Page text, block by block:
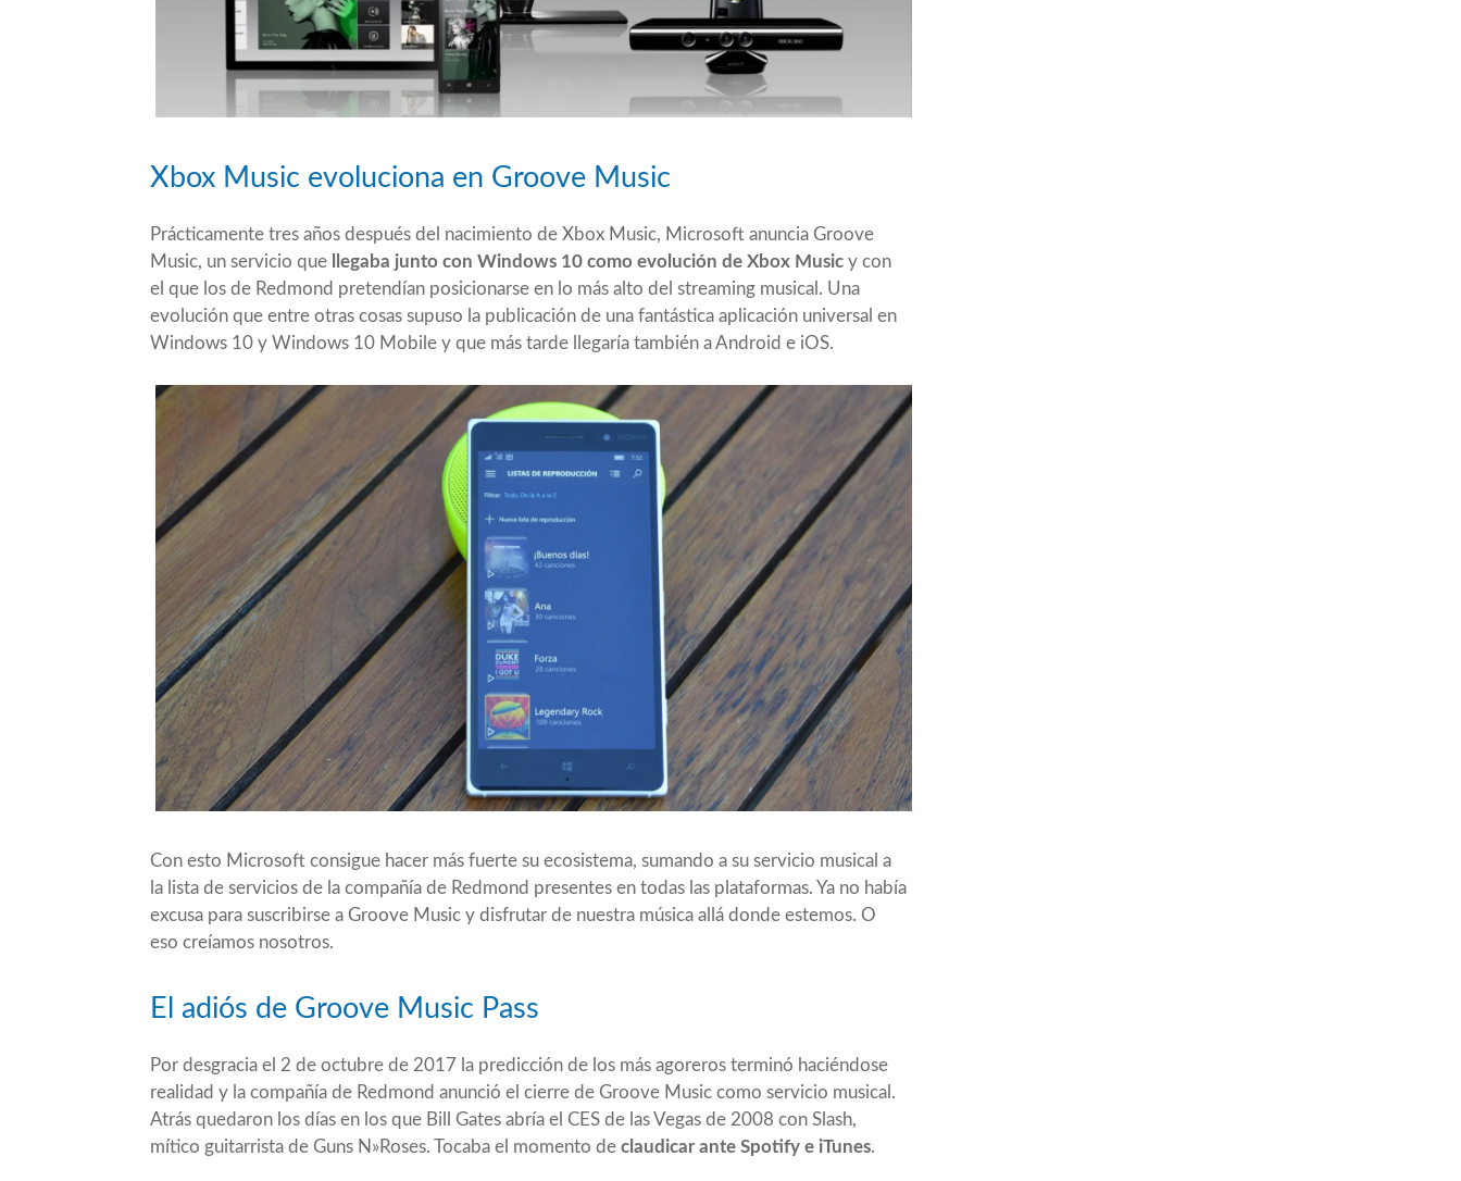
Xbox Music evoluciona en Groove Music
Prácticamente tres años después del nacimiento de Xbox Music, Microsoft anuncia Groove
Music, un servicio que
llegaba junto con Windows 10 como evolución de Xbox Music y con
el que los de Redmond pretendían posicionarse en lo más alto del streaming musical. Una
evolución que entre otras cosas supuso la publicación de una fantástica aplicación universal en
Windows 10 y Windows 10 Mobile y que más tarde llegaría también a Android e iOS.
Con esto Microsoft consigue hacer más fuerte su ecosistema, sumando a su servicio musical a
la lista de servicios de la compañía de Redmond presentes en todas las plataformas. Ya no había
excusa para suscribirse a Groove Music y disfrutar de nuestra música allá donde estemos. O
eso creíamos nosotros.
El adiós de Groove Music Pass
Por desgracia el 2 de octubre de 2017 la predicción de los más agoreros terminó haciéndose
realidad y la compañía de Redmond anunció el cierre de Groove Music como servicio musical.
Atrás quedaron los días en los que Bill Gates abría el CES de las Vegas de 2008 con Slash,
mítico guitarrista de Guns N»Roses. Tocaba el momento de claudicar ante Spotify e iTunes.